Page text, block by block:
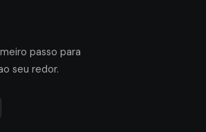
passo para
seu redor.